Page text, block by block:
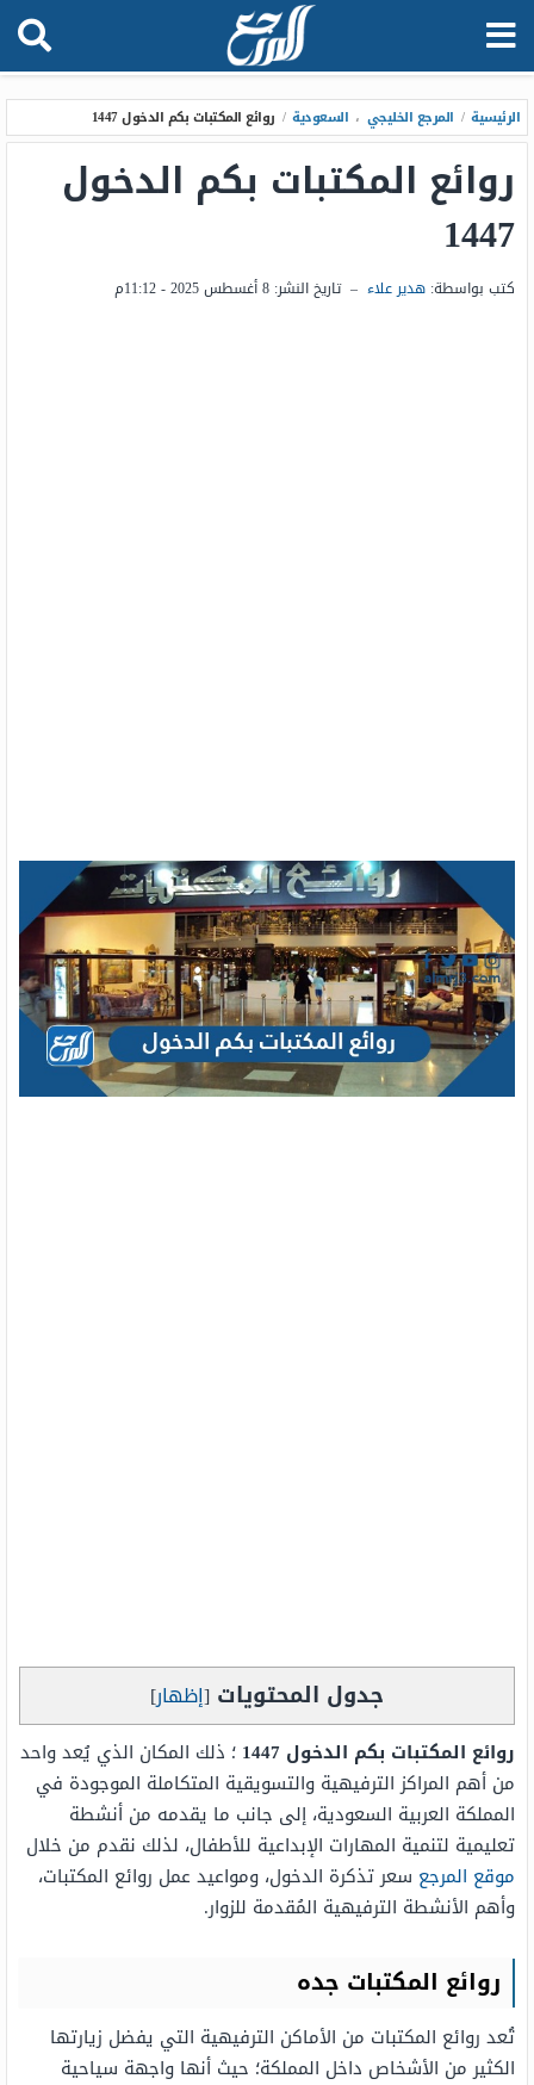
الرئيسية / المرجع الخليجي ، السعودية / روائع المكتبات بكم الدخول 1447
روائع المكتبات بكم الدخول
1447
كتب بواسطة: هدير علاء – تاريخ النشر: 8 أغسطس 2025 - 11:12م
جدول المحتويات [إظهار]
روائع المكتبات بكم الدخول 1447 ؛ ذلك المكان الذي يُعد واحد
من أهم المراكز الترفيهية والتسويقية المتكاملة الموجودة في
المملكة العربية السعودية، إلى جانب ما يقدمه من أنشطة
تعليمية لتنمية المهارات الإبداعية للأطفال، لذلك نقدم من خلال
موقع المرجع سعر تذكرة الدخول، ومواعيد عمل روائع المكتبات،
وأهم الأنشطة الترفيهية المُقدمة للزوار.
روائع المكتبات جده
تُعد روائع المكتبات من الأماكن الترفيهية التي يفضل زيارتها
الكثير من الأشخاص داخل المملكة؛ حيث أنها واجهة سياحية